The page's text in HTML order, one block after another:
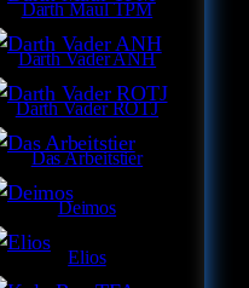
Darth Maul TPM
Darth Vader ANH
Darth Vader ROTJ
Das Arbeitstier
Deimos
Elios